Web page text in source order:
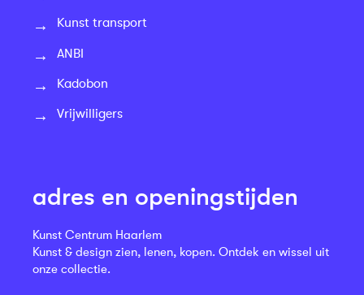
Kunst transport
ANBI
Kadobon
Vrijwilligers
adres en openingstijden
Kunst Centrum Haarlem
Kunst & design zien, lenen, kopen. Ontdek en wissel uit
onze collectie.